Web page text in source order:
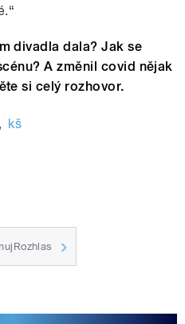
divadla dala? Jak se
A změnil covid nějak
si celý rozhovor.
, kš